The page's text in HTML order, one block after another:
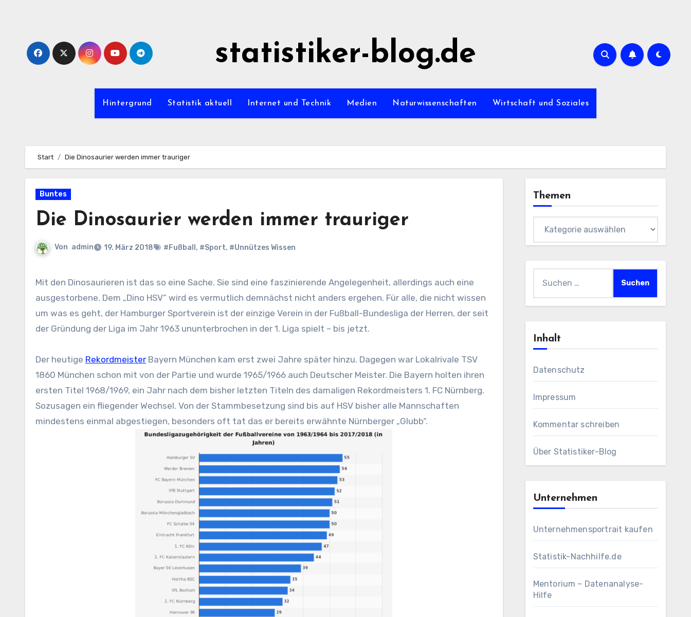
statistiker-blog.de
Hintergrund Statistik aktuell Internet und Technik Medien Naturwissenschaften Wirtschaft und Soziales
Start Die Dinosaurier werden immer trauriger
Buntes
Die Dinosaurier werden immer trauriger
Von admin 19. März 2018 #Fußball , #Sport, #Unnützes Wissen
Mit den Dinosaurieren ist das so eine Sache. Sie sind eine faszinierende Angelegenheit, allerdings auch eine
ausgestorbene. Dem „Dino HSV“ wird es vermutlich demnächst nicht anders ergehen. Für alle, die nicht wissen
um was es geht, der Hamburger Sportverein ist der einzige Verein in der Fußball-Bundesliga der Herren, der seit
der Gründung der Liga im Jahr 1963 ununterbrochen in der 1. Liga spielt – bis jetzt.
Der heutige Rekordmeister Bayern München kam erst zwei Jahre später hinzu. Dagegen war Lokalrivale TSV
1860 München schon mit von der Partie und wurde 1965/1966 auch Deutscher Meister. Die Bayern holten ihren
ersten Titel 1968/1969, ein Jahr nach dem bisher letzten Titeln des damaligen Rekordmeisters 1. FC Nürnberg.
Sozusagen ein fliegender Wechsel. Von der Stammbesetzung sind bis auf HSV bisher alle Mannschaften
mindestens einmal abgestiegen, besonders oft tat das er bereits erwähnte Nürnberger „Glubb“.
Themen
nach:
Inhalt
Datenschutz
Impressum
Kommentar schreiben
Über Statistiker-Blog
Unternehmen
Unternehmensportrait kaufen
Statistik-Nachhilfe.de
Mentorium – Datenanalyse-
Hilfe